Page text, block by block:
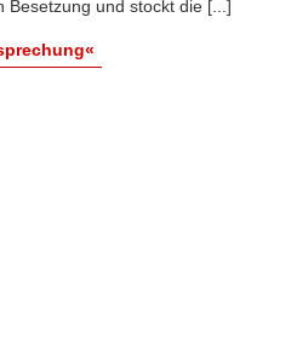
Besetzung und stockt die [...]